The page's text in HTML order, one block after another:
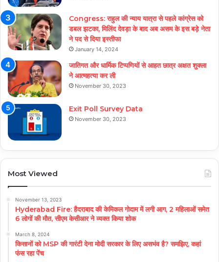
Congress: राहुल की न्याय यात्रा से पहले कांग्रेस को
डबल झटका, मिलिंद देवड़ा के बाद अब असम के इस बड़े नेता
ने पद से दिया इस्तीफा
January 14, 2024
जातिगत और धार्मिक टिप्पणियों से आहत छात्र अक्षत शुक्ला
ने आत्महत्या कर ली
November 30, 2023
Exit Poll Survey Data
November 30, 2023
Most Viewed
November 13, 2023
Hyderabad Fire: हैदराबाद की केमिकल गोदाम में लगी आग, 2 महिलाओं समेत
6 लोगों की मौत, सीएम केसीआर ने व्यक्त किया शोक
March 8, 2024
किसानों को MSP की गारंटी देना मोदी सरकार के लिए असभंव है? समझिए, कहां
फंस रहा पेंच